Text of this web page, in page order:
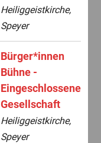
Heiliggeistkirche,
Speyer
Bürger*innen
Bühne -
Eingeschlossene
Gesellschaft
Heiliggeistkirche,
Speyer